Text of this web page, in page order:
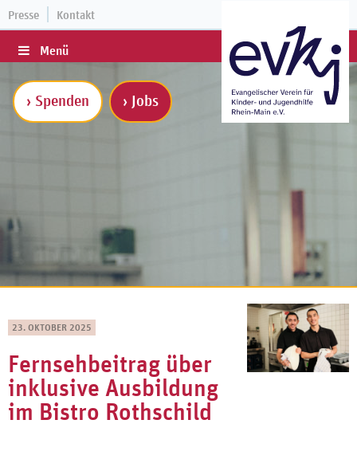
Presse Kontakt
Menü
› Spenden › Jobs
23. OKTOBER 2025
Fernsehbeitrag über
inklusive Ausbildung
im Bistro Rothschild